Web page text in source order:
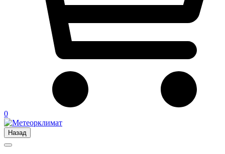
0
Назад